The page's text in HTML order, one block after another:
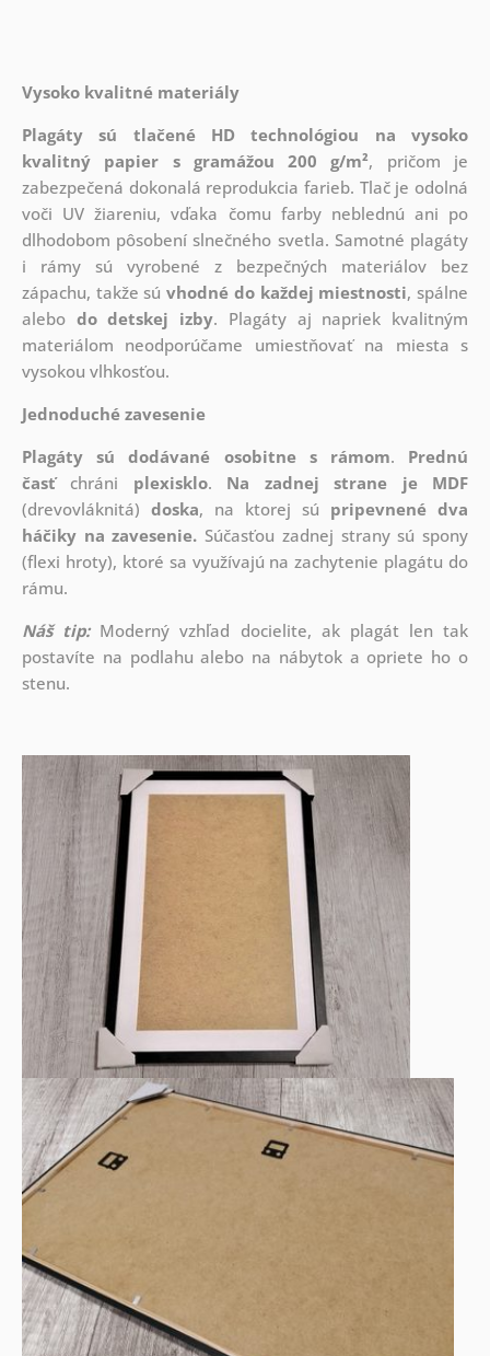
Vysoko kvalitné materiály
Plagáty sú tlačené HD technológiou na vysoko
kvalitný papier s gramážou 200 g/m², pričom je
zabezpečená dokonalá reprodukcia farieb. Tlač je odolná
voči UV žiareniu, vďaka čomu farby neblednú ani po
dlhodobom pôsobení slnečného svetla. Samotné plagáty
i rámy sú vyrobené z bezpečných materiálov bez
zápachu, takže súvhodné do každej miestnosti, spálne
alebo do detskej izby. Plagáty aj napriek kvalitným
materiálom neodporúčame umiestňovať na miesta s
vysokou vlhkosťou.
Jednoduché zavesenie
Plagáty sú dodávané osobitne s rámom. Prednú
časťchráni plexisklo. Na zadnej strane je
MDF
(drevovláknitá) doska, na ktorej sú pripevnené dva
háčiky na zavesenie.Súčasťou zadnej strany sú spony
(flexi hroty), ktoré sa využívajú na zachytenie plagátu do
rámu.
Náš tip: Moderný vzhľad docielite, ak plagát len tak
postavíte na podlahu alebo na nábytok a opriete ho o
stenu.